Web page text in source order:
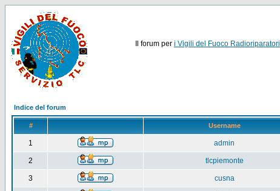
Il forum per i Vigili del Fuoco Radioriparatori
Indice del forum
# Username
1 admin
2 tlcpiemonte
3 cusna